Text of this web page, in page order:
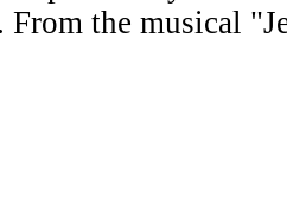
From the musical